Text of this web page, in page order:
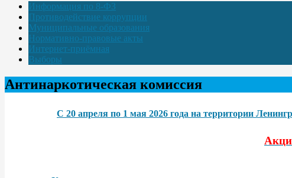
Информация по 8-ФЗ
Противодействие коррупции
Муниципальные образования
Нормативно-правовые акты
Интернет-приёмная
Выборы
Антинаркотическая комиссия
С 20 апреля по 1 мая 2026 года на территории